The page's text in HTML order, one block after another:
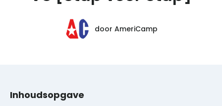
door AmeriCamp
Inhoudsopgave